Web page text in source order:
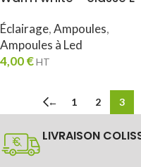
Éclairage,Ampoules,
Ampoules à Led
4,00€HT
← 1 2 3
LIVRAISON